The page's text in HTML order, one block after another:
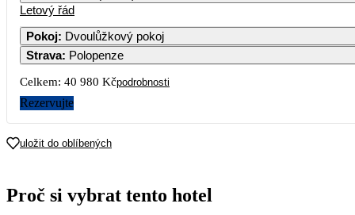
Letový řád
Pokoj: Dvoulůžkový pokoj
Strava: Polopenze
Celkem: 40 980 Kčpodrobnosti
Rezervujte
uložit do oblíbených
Proč si vybrat tento hotel